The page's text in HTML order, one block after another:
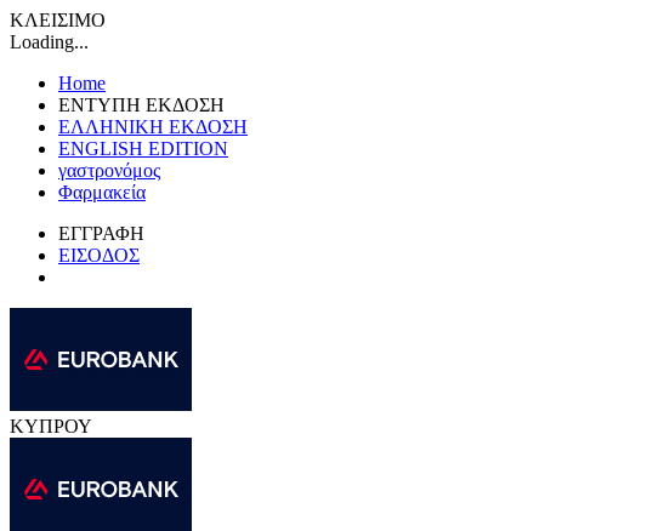
ΚΛΕΙΣΙΜΟ
Loading...
Home
ΕΝΤΥΠΗ ΕΚΔΟΣΗ
ΕΛΛΗΝΙΚΗ ΕΚΔΟΣΗ
ENGLISH EDITION
γαστρονόμος
Φαρμακεία
ΕΓΓΡΑΦΗ
ΕΙΣΟΔΟΣ
ΚΥΠΡΟΥ